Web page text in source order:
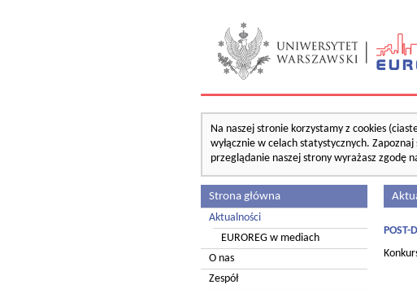
Na naszej stronie korzystamy z cookies
wyłącznie w celach statystycznych. Zapoznaj
przeglądanie naszej strony wyrażasz zgodę
Strona główna
Aktualności
EUROREG w mediach
O nas
Zespół
POST-